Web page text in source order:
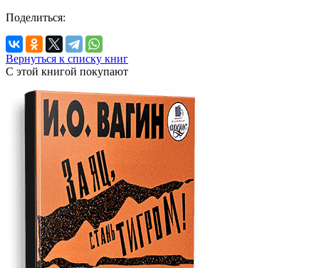
Поделиться:
Вернуться к списку книг
С этой книгой покупают